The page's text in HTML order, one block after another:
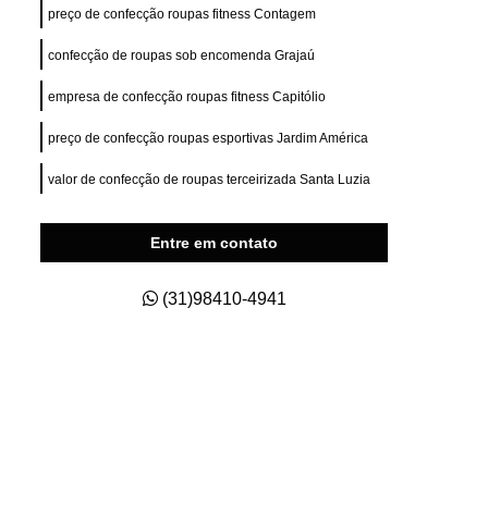
Fit
Private Label para e Commerce
Private Label Roupas Esportivas
Private Label Roupas Fitness
Private Label Roupas Masculinas
Roupas Private Label
Estamparia Digital em Camiseta
preço de confecção roupas fitness Contagem
confecção de roupas sob encomenda Grajaú
empresa de confecção roupas fitness Capitólio
preço de confecção roupas esportivas Jardim América
valor de confecção de roupas terceirizada Santa Luzia
Entre em contato
(31)98410-4941